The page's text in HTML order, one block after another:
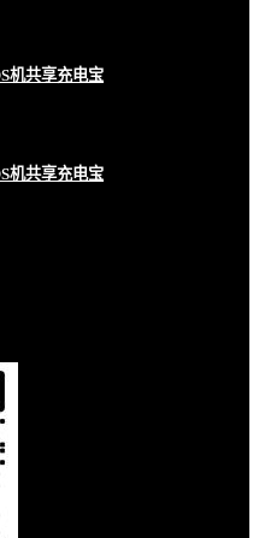
机共享充电宝
机共享充电宝